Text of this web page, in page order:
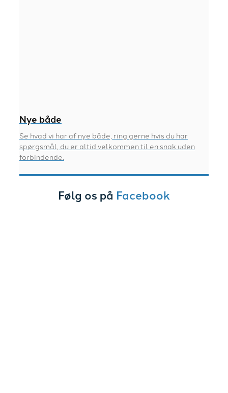
Nye både
Se hvad vi har af nye både, ring gerne hvis du har
spørgsmål, du er altid velkommen til en snak uden
forbindende.
Følg os på Facebook